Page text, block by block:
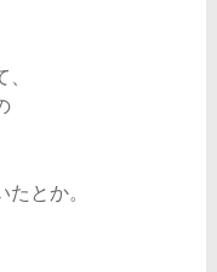
とか。